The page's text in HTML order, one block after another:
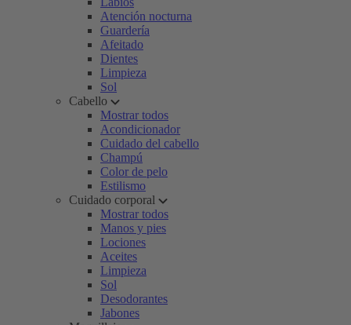
Atención nocturna
Guardería
Afeitado
Dientes
Limpieza
Sol
Cabello
Mostrar todos
Acondicionador
Cuidado del cabello
Champú
Color de pelo
Estilismo
Cuidado corporal
Mostrar todos
Manos y pies
Lociones
Aceites
Limpieza
Sol
Desodorantes
Jabones